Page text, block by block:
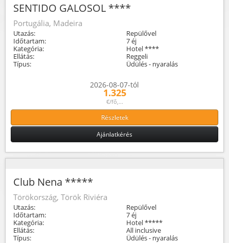
SENTIDO GALOSOL ****
Portugália, Madeira
Utazás:
Repülővel
Időtartam:
7 éj
Kategória:
Hotel ****
Ellátás:
Reggeli
Típus:
Üdülés - nyaralás
2026-08-07-tól
1.325
€/fő,...
Részletek
Ajánlatkérés
Club Nena *****
Törökország, Török Riviéra
Utazás:
Repülővel
Időtartam:
7 éj
Kategória:
Hotel *****
Ellátás:
All inclusive
Típus:
Üdülés - nyaralás